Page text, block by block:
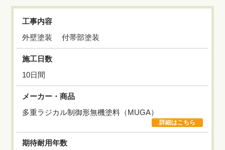
工事内容
外壁塗装 付帯部塗装
施工日数
10日間
メーカー・商品
多重ラジカル制御形無機塗料（MUGA）
詳細はこちら
期待耐用年数